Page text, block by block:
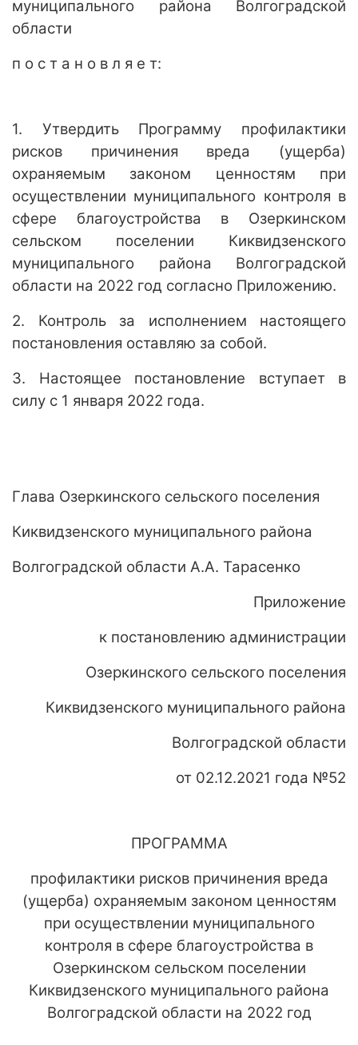
муниципального района Волгоградской
области
п о с т а н о в л я е т:
1. Утвердить Программу профилактики
рисков причинения вреда (ущерба)
охраняемым законом ценностям при
осуществлении муниципального контроля в
сфере благоустройства в Озеркинском
сельском поселении Киквидзенского
муниципального района Волгоградской
области на 2022 год согласно Приложению.
2. Контроль за исполнением настоящего
постановления оставляю за собой.
3. Настоящее постановление вступает в
силу с 1 января 2022 года.
Глава Озеркинского сельского поселения
Киквидзенского муниципального района
Волгоградской области А.А. Тарасенко
Приложение
к постановлению администрации
Озеркинского сельского поселения
Киквидзенского муниципального района
Волгоградской области
от 02.12.2021 года №52
ПРОГРАММА
профилактики рисков причинения вреда
(ущерба) охраняемым законом ценностям
при осуществлении муниципального
контроля в сфере благоустройства в
Озеркинском сельском поселении
Киквидзенского муниципального района
Волгоградской области на 2022 год